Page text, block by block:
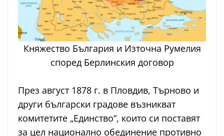
Княжество България и Източна Румелия
според Берлинския договор
През август 1878 г. в Пловдив, Търново и
други български градове възникват
комитетите „Единство“, които си поставят
за цел национално обединение противно